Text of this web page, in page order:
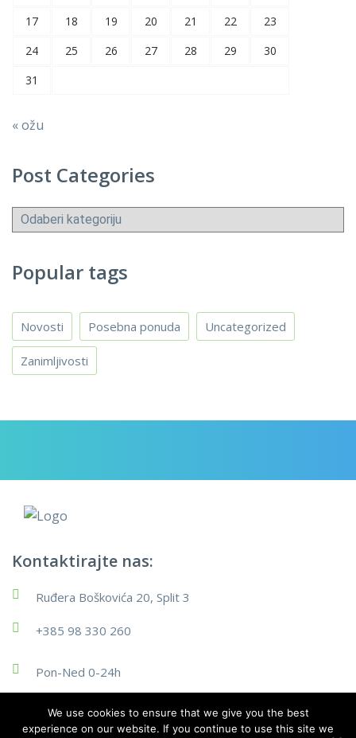
17
18 19 20 21 22
23
24
25 26 27 28 29
30
31
« ožu
Post Categories
Post
Categories
Popular tags
Novosti Posebna ponuda Uncategorized
Zanimljivosti
Kontaktirajte nas:
Ruđera Boškovića 20, Split 3
+385 98 330 260
Pon-Ned 0-24h
split.pepeljuga@gmail.com
We use cookies to ensure that we give you the best
experience on our website. If you continue to use this site we